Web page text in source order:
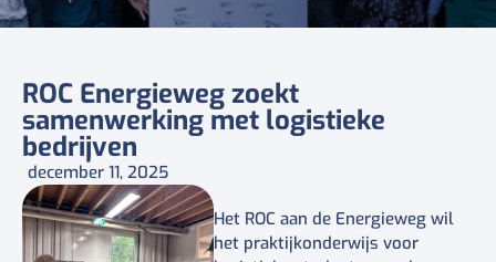
ROC Energieweg zoekt
samenwerking met logistieke
bedrijven
december 11, 2025
Het ROC aan de Energieweg wil
het praktijkonderwijs voor